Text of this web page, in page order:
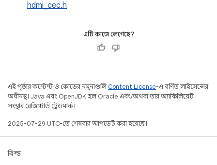
hdmi_cec.h
এটি কাজে লেগেছে?
এই পৃষ্ঠার কন্টেন্ট ও কোডের নমুনাগুলিContent License-এ বর্ণিত লাইসেন্সের
অধীনস্থ। Java এবং OpenJDK হল Oracle এবং/অথবা তার অ্যাফিলিয়েট
সংস্থার রেজিস্টার্ড ট্রেডমার্ক।
2025-07-29 UTC-তে শেষবার আপডেট করা হয়েছে।
বিল্ড